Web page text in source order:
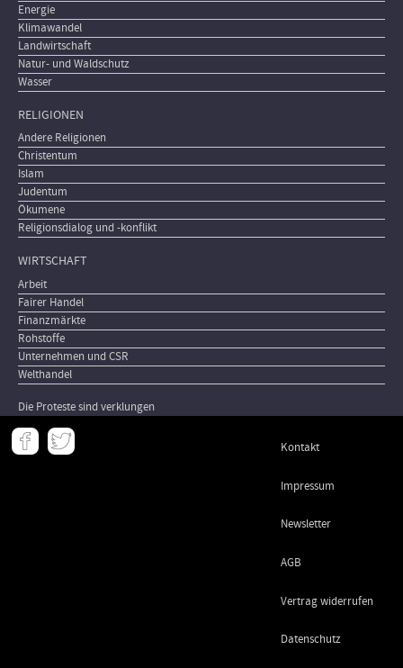
Energie
Klimawandel
Landwirtschaft
Natur- und Waldschutz
Wasser
RELIGIONEN
Andere Religionen
Christentum
Islam
Judentum
Ökumene
Religionsdialog und -konflikt
WIRTSCHAFT
Arbeit
Fairer Handel
Finanzmärkte
Rohstoffe
Unternehmen und CSR
Welthandel
Die Proteste sind verklungen
Meta
- Kontakt
Impressum
Newsletter
AGB
Vertrag widerrufen
Datenschutz